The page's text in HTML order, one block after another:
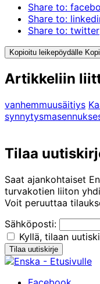
Share to:
Share to:
Share to: twitter
Kopioitu leikepöydälle
Artikkeliin
vanhemmuusäitiys
Tilaa
Saat ajankohtaiset
turvakotien liiton
Voit peruuttaa
Sähköposti:
Kyllä, tilaan